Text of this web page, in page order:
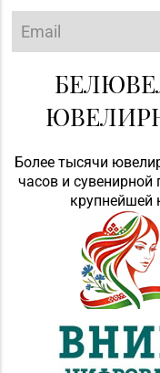
Более тысячи
часов и
крупнейшей